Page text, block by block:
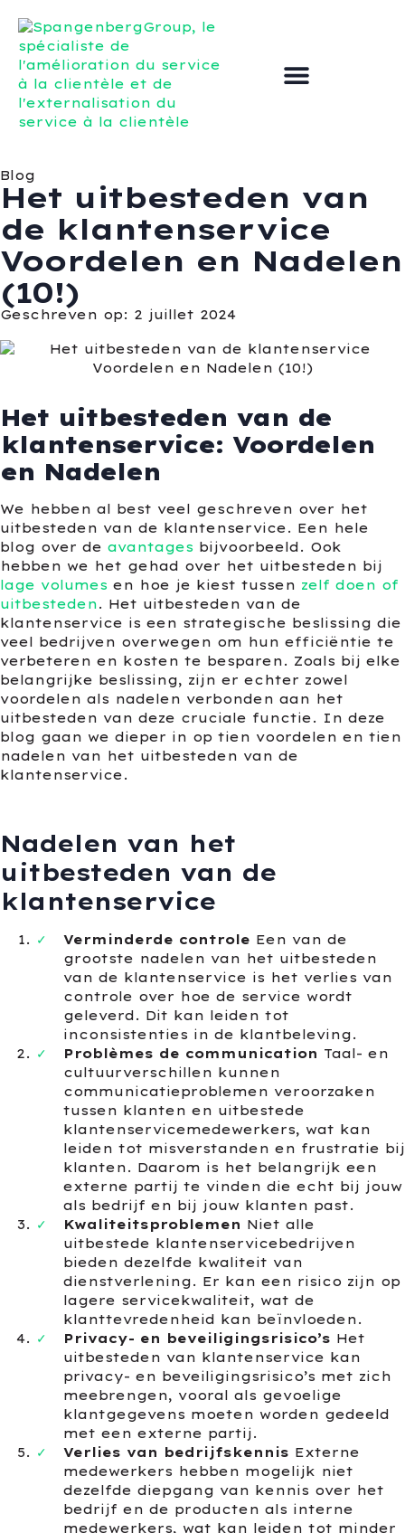
Blog
Het uitbesteden van
de klantenservice
Voordelen en Nadelen
(10!)
Geschreven op: 2 juillet 2024
Het uitbesteden van de
klantenservice: Voordelen
en Nadelen
We hebben al best veel geschreven over het
uitbesteden van de klantenservice. Een hele
blog over de avantages bijvoorbeeld. Ook
hebben we het gehad over het uitbesteden bij
lage volumes en hoe je kiest tussen zelf doen of
uitbesteden. Het uitbesteden van de
klantenservice is een strategische beslissing die
veel bedrijven overwegen om hun efficiëntie te
verbeteren en kosten te besparen. Zoals bij elke
belangrijke beslissing, zijn er echter zowel
voordelen als nadelen verbonden aan het
uitbesteden van deze cruciale functie. In deze
blog gaan we dieper in op tien voordelen en tien
nadelen van het uitbesteden van de
klantenservice.
Nadelen van het
uitbesteden van de
klantenservice
Verminderde controle Een van de
grootste nadelen van het uitbesteden
van de klantenservice is het verlies van
controle over hoe de service wordt
geleverd. Dit kan leiden tot
inconsistenties in de klantbeleving.
Problèmes de communication Taal- en
cultuurverschillen kunnen
communicatieproblemen veroorzaken
tussen klanten en uitbestede
klantenservicemedewerkers, wat kan
leiden tot misverstanden en frustratie bij
klanten. Daarom is het belangrijk een
externe partij te vinden die echt bij jouw
als bedrijf en bij jouw klanten past.
Kwaliteitsproblemen Niet alle
uitbestede klantenservicebedrijven
bieden dezelfde kwaliteit van
dienstverlening. Er kan een risico zijn op
lagere servicekwaliteit, wat de
klanttevredenheid kan beïnvloeden.
Privacy- en beveiligingsrisico’s Het
uitbesteden van klantenservice kan
privacy- en beveiligingsrisico’s met zich
meebrengen, vooral als gevoelige
klantgegevens moeten worden gedeeld
met een externe partij.
Verlies van bedrijfskennis Externe
medewerkers hebben mogelijk niet
dezelfde diepgang van kennis over het
bedrijf en de producten als interne
medewerkers, wat kan leiden tot minder